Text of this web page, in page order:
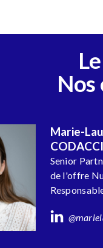
Marie-
Senior
de l'offre